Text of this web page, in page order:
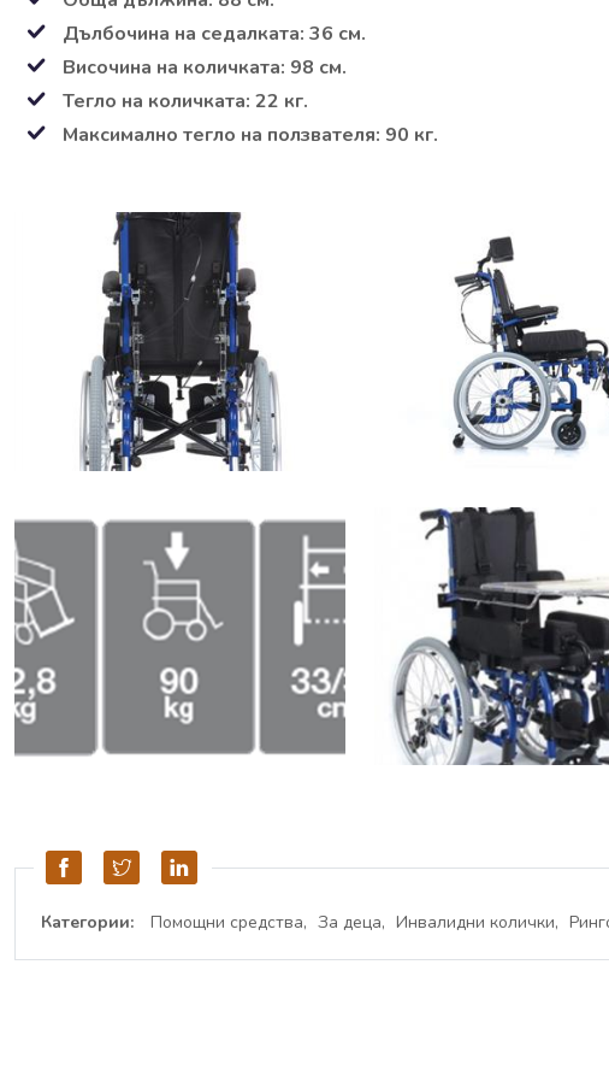
Дълбочина на седалката: 36 см.
Височина на количката: 98 см.
Тегло на количката: 22 кг.
Максимално тегло на ползвателя: 90 кг.
Категории: Помощни средства За деца Инвалидни колички